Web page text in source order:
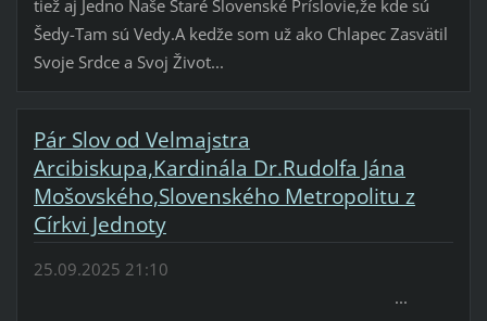
tiež aj Jedno Naše Staré Slovenské Príslovie,že kde sú
Šedy-Tam sú Vedy.A kedže som už ako Chlapec Zasvätil
Svoje Srdce a Svoj Život...
Pár Slov od Velmajstra
Arcibiskupa,Kardinála Dr.Rudolfa Jána
Mošovského,Slovenského Metropolitu z
Církvi Jednoty
25.09.2025 21:10
...